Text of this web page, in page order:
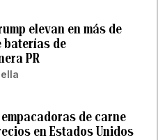
elevan en más de
baterías de
PR
de carne
en Estados Unidos